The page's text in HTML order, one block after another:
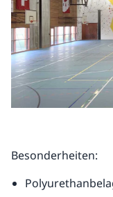
Besonderheiten: